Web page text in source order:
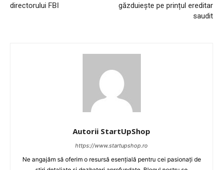
directorului FBI
găzduiește pe prințul ereditar
saudit
Autorii StartUpShop
https://www.startupshop.ro
Ne angajăm să oferim o resursă esențială pentru cei pasionați de